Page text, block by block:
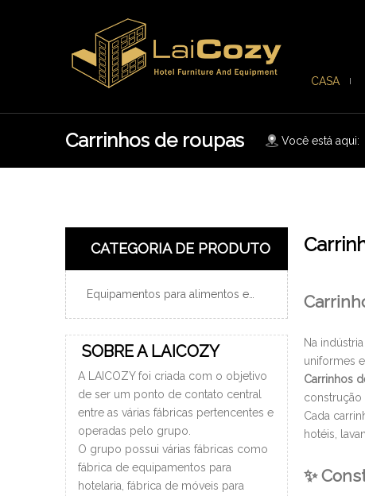
CASA
Carrinhos de roupas Você está aqui:
CATEGORIA DE PRODUTO
SOBRE A LAICOZY
A LAICOZY foi criada com o objetivo
de ser um ponto de contato central
entre as várias fábricas pertencentes e
operadas pelo grupo.
O grupo possui várias fábricas como
fábrica de equipamentos para
hotelaria, fábrica de móveis para
Na
uniformes
Carrinhos
construção
Cada
hotéis,
✨